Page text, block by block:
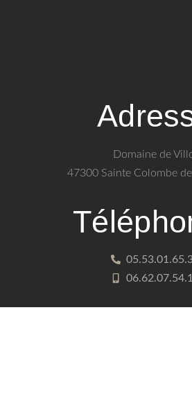
Domaine de
47300 Sainte Colombe